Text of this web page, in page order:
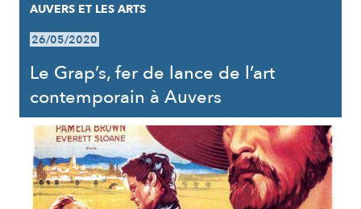
AUVERS ET LES ARTS
26/05/2020
Le Grap’s, fer de lance de l’art
contemporain à Auvers